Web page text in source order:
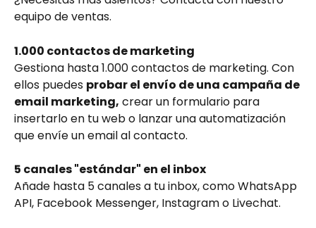
equipo de ventas.
1.000 contactos de marketing
Gestiona hasta 1.000 contactos de marketing. Con
ellos puedes probar el envío de una campaña de
email marketing, crear un formulario para
insertarlo en tu web o lanzar una automatización
que envíe un email al contacto.
5 canales "estándar" en el inbox
Añade hasta 5 canales a tu inbox, como WhatsApp
API, Facebook Messenger, Instagram o Livechat.